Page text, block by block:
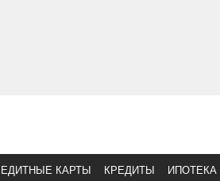
КАРТЫ КРЕДИТЫ ИПОТЕКА